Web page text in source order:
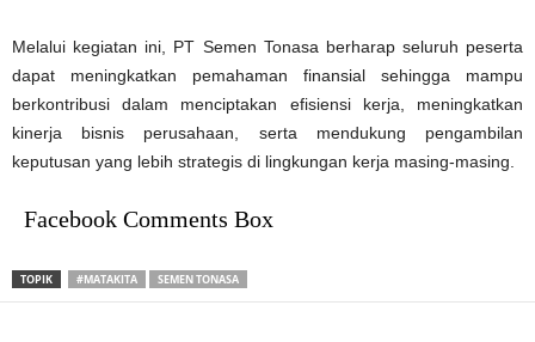
Melalui kegiatan ini, PT Semen Tonasa berharap seluruh peserta
dapat meningkatkan pemahaman finansial sehingga mampu
berkontribusi dalam menciptakan efisiensi kerja, meningkatkan
kinerja bisnis perusahaan, serta mendukung pengambilan
keputusan yang lebih strategis di lingkungan kerja masing-masing.
Facebook Comments Box
TOPIK #MATAKITA SEMEN TONASA